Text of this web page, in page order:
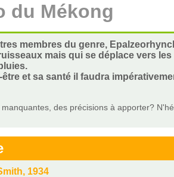
du Mékong
membres du genre,
mais qui se déplace vers
être et sa santé il faudra
des précisions à apporter?
1934